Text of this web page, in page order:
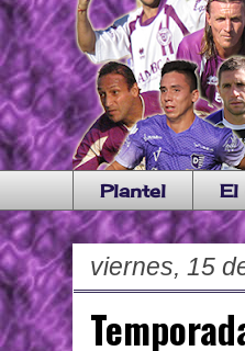
Plantel El
viernes, 15